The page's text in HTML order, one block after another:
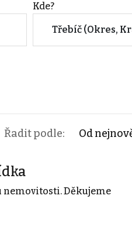
Kde?
Řadit podle: Od
Děkujeme